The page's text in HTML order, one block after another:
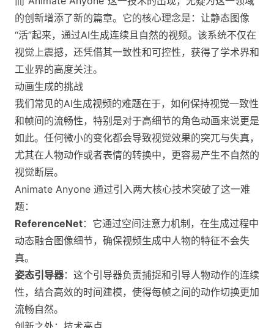
的创新增添了新的篇章。它的核心理念是：让静态图像
“活”起来，通过AI生成连续且自然的视频。该系统不仅在
视觉上震撼，还凭借其一致性和可控性，获得了学术界和
工业界的高度关注。
动画生成的挑战
我们常见的AI生成视频的难题在于，如何保持视觉一致性
和帧间的流畅性，特别是对于高细节的角色动画来说更是
如此。任何微小的变化都会导致视觉效果的突兀与失真，
尤其在人物动作或者表情的转换中，更容易产生不自然的
视觉断层。
Animate Anyone 通过引入两大核心技术突破了这一难
题：
ReferenceNet：它通过空间注意力机制，在生成过程中
动态融合图像细节，确保视频生成中人物的特征不会失
真。
姿态引导器：这个引导器负责捕捉和引导人物动作的连续
性，结合高效的时间建模，使得每帧之间的动作切换更加
流畅自然。